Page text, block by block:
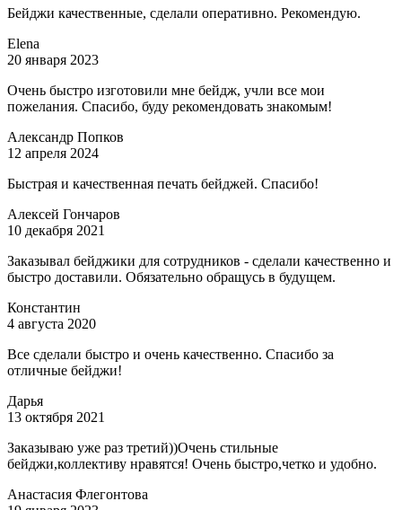
Бейджи качественные, сделали оперативно. Рекомендую.
Elena
20 января 2023
Очень быстро изготовили мне бейдж, учли все мои
пожелания. Спасибо, буду рекомендовать знакомым!
Александр Попков
12 апреля 2024
Быстрая и качественная печать бейджей. Спасибо!
Алексей Гончаров
10 декабря 2021
Заказывал бейджики для сотрудников - сделали качественно и
быстро доставили. Обязательно обращусь в будущем.
Константин
4 августа 2020
Все сделали быстро и очень качественно. Спасибо за
отличные бейджи!
Дарья
13 октября 2021
Заказываю уже раз третий))Очень стильные
бейджи,коллективу нравятся! Очень быстро,четко и удобно.
Анастасия Флегонтова